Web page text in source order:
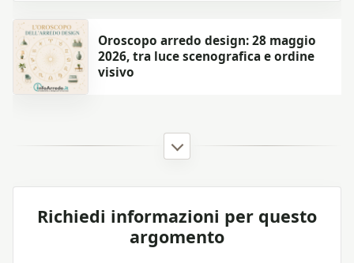
Oroscopo arredo design: 28 maggio
2026, tra luce scenografica e ordine
visivo
Richiedi informazioni per questo
argomento